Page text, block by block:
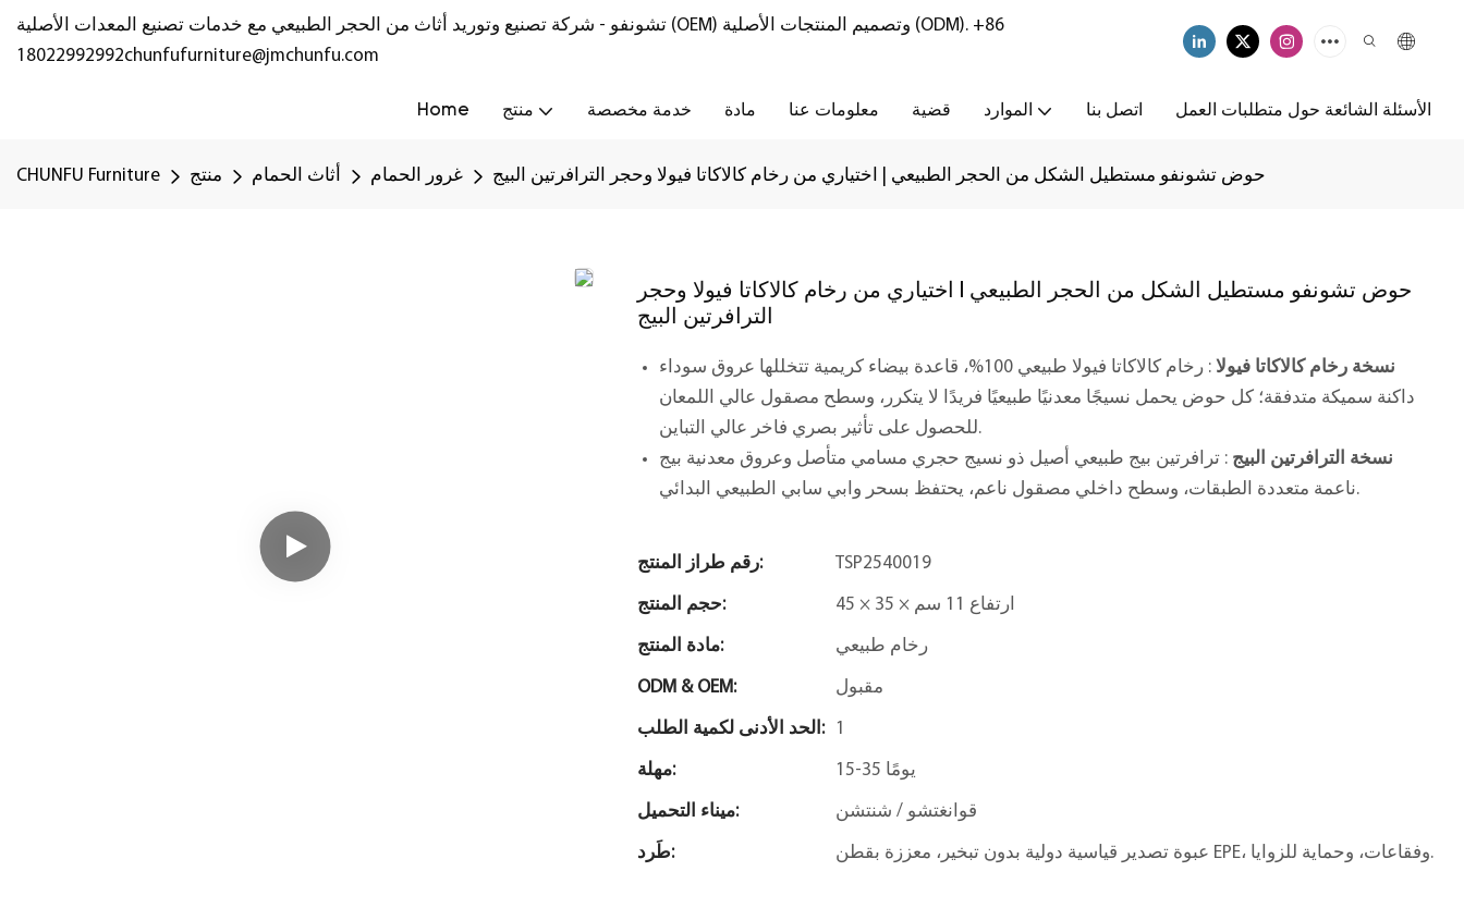
تشونفو - شركة تصنيع وتوريد أثاث من الحجر الطبيعي مع خدمات تصنيع المعدات الأصلية (OEM) وتصميم المنتجات الأصلية (ODM). +86
18022992992chunfufurniture@jmchunfu.com
Home منتج خدمة مخصصة مادة معلومات عنا قضية الموارد اتصل بنا الأسئلة الشائعة حول متطلبات العمل
CHUNFU Furniture منتج أثاث الحمام غرور الحمام حوض تشونفو مستطيل الشكل من الحجر الطبيعي | اختياري من رخام كالاكاتا فيولا وحجر الترافرتين البيج
حوض تشونفو مستطيل الشكل من الحجر الطبيعي | اختياري من رخام كالاكاتا فيولا وحجر
الترافرتين البيج
نسخة رخام كالاكاتا فيولا
: رخام كالاكاتا فيولا طبيعي 100%، قاعدة بيضاء كريمية تتخللها عروق سوداء
داكنة سميكة متدفقة؛ كل حوض يحمل نسيجًا معدنيًا طبيعيًا فريدًا لا يتكرر، وسطح مصقول عالي اللمعان
للحصول على تأثير بصري فاخر عالي التباين.
نسخة الترافرتين البيج : ترافرتين بيج طبيعي أصيل ذو نسيج حجري مسامي متأصل وعروق معدنية بيج
ناعمة متعددة الطبقات، وسطح داخلي مصقول ناعم، يحتفظ بسحر وابي سابي الطبيعي البدائي.
رقم طراز المنتج: TSP2540019
حجم المنتج: 45 × 35 × ارتفاع 11 سم
مادة المنتج: رخام طبيعي
ODM & OEM: مقبول
الحد الأدنى لكمية الطلب: 1
مهلة: 15-35 يومًا
ميناء التحميل: قوانغتشو / شنتشن
طَرد: عبوة تصدير قياسية دولية بدون تبخير، معززة بقطن EPE، وفقاعات، وحماية للزوايا.